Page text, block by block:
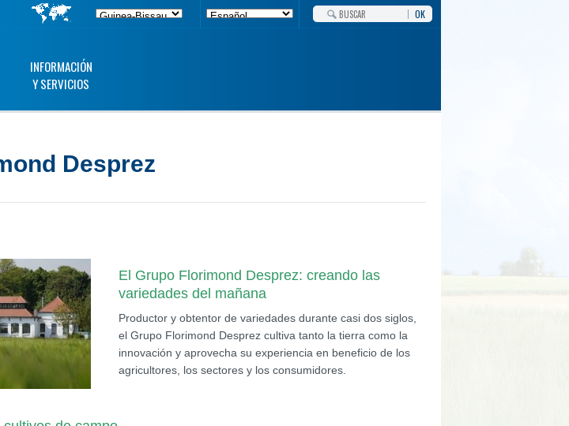
OK
INFORMACIÓN
Y SERVICIOS
Desprez
El Grupo Florimond Desprez: creando las
variedades del mañana
Productor y obtentor de variedades durante casi dos siglos,
el Grupo Florimond Desprez cultiva tanto la tierra como la
innovación y aprovecha su experiencia en beneficio de los
agricultores, los sectores y los consumidores.